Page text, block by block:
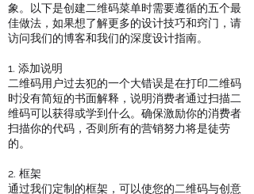
象。以下是创建二维码菜单时需要遵循的五个最
佳做法，如果想了解更多的设计技巧和窍门，请
访问我们的博客和我们的深度设计指南。
1. 添加说明
二维码用户过去犯的一个大错误是在打印二维码
时没有简短的书面解释，说明消费者通过扫描二
维码可以获得或学到什么。确保激励你的消费者
扫描你的代码，否则所有的营销努力将是徒劳
的。
2. 框架
通过我们定制的框架，可以使您的二维码与创意